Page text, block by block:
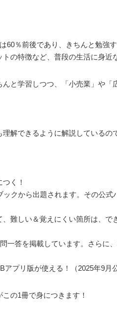
60％前後であり、きちんと勉強
の特徴など、普段の生活に身近
と学習しつつ、「小売業」や「
解できるように解説しているの
く！
クから出題されます。その公
難しい＆覚えにくい箇所は、で
一答を掲載しています。さらに
プリ版が使える！（2025年9月
の1冊で身につきます！